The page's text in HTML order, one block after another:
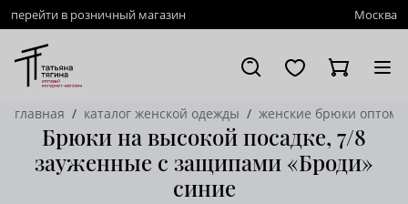
перейти в розничный магазин Москва
главная каталог женской одежды женские брюки оптом
Брюки на высокой посадке, 7/8
зауженные с защипами «Броди»
синие